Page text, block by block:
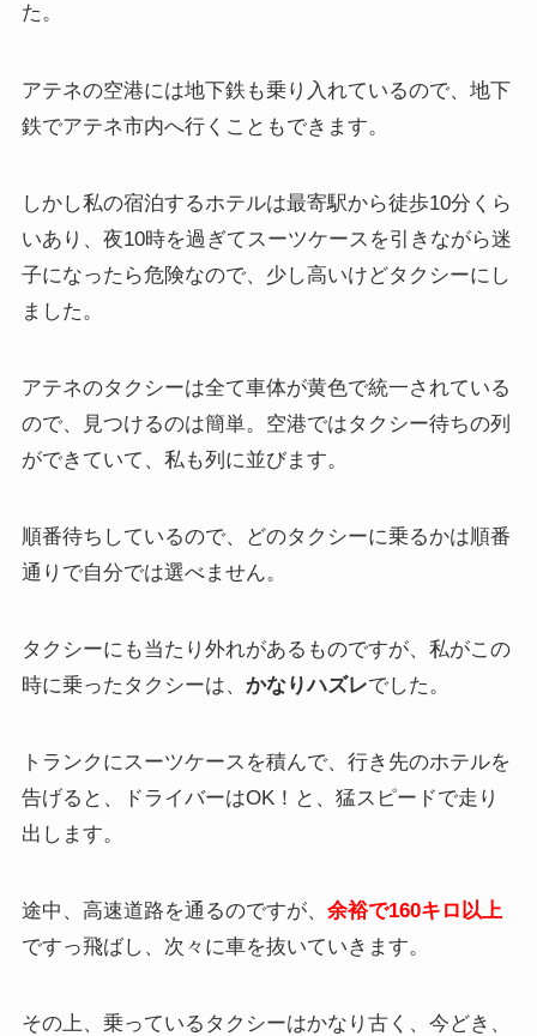
た。
アテネの空港には地下鉄も乗り入れているので、地下
鉄でアテネ市内へ行くこともできます。
しかし私の宿泊するホテルは最寄駅から徒歩10分くら
いあり、夜10時を過ぎてスーツケースを引きながら迷
子になったら危険なので、少し高いけどタクシーにし
ました。
アテネのタクシーは全て車体が黄色で統一されている
ので、見つけるのは簡単。空港ではタクシー待ちの列
ができていて、私も列に並びます。
順番待ちしているので、どのタクシーに乗るかは順番
通りで自分では選べません。
タクシーにも当たり外れがあるものですが、私がこの
時に乗ったタクシーは、 かなりハズレでした。
トランクにスーツケースを積んで、行き先のホテルを
告げると、ドライバーはOK！と、猛スピードで走り
出します。
途中、高速道路を通るのですが、 余裕で160キロ以上
ですっ飛ばし、次々に車を抜いていきます。
その上、乗っているタクシーはかなり古く、今どき、